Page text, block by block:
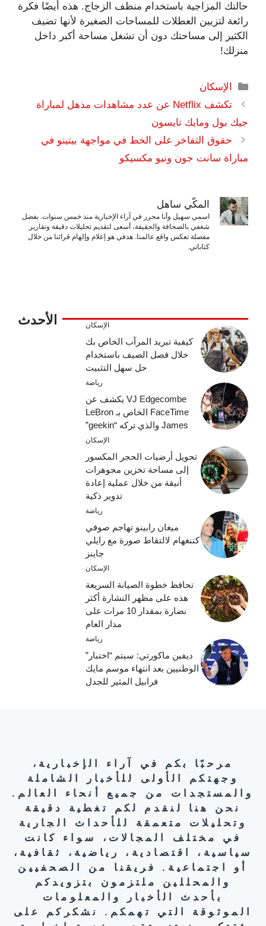
حالتك المزاجية باستخدام منظف الزجاج. هذه أيضًا فكرة
رائعة لتزيين العطلات للمساحات الصغيرة لأنها تضيف
الكثير إلى مساحتك دون أن تشغل مساحة أكبر داخل
منزلك!
التصنيفات
الإسكان
تكشف Netflix عن عدد مشاهدات مذهل لمباراة
جيك بول ومايك تايسون
حقوق التفاخر على الخط في مواجهة بيتينو في
مباراة سانت جون ونيو مكسيكو
المكّي ساهل
اسمي سهيل وأنا محرر في آراء الإخبارية منذ خمس سنوات. بفضل
شغفي بالصحافة والحقيقة، أسعى لتقديم تحليلات دقيقة وتقارير
مفصلة تعكس واقع عالمنا. هدفي هو إعلام وإلهام قرائنا من خلال
كتاباتي.
الأحدث الإسكان
كيفية تبريد المرآب الخاص بك
خلال فصل الصيف باستخدام
حل سهل التثبيت
رياضة
VJ Edgecombe يكشف عن
FaceTime الخاص بـ LeBron
James والذي تركه “geekin”
الإسكان
تحويل أرضيات الحجر المكسور
إلى مساحة تخزين مجوهرات
أنيقة من خلال عملية إعادة
تدوير ذكية
رياضة
ميغان رابينو تهاجم صوفي
كننغهام لالتقاط صورة مع رايلي
جاينز
الإسكان
تحافظ خطوة الصيانة السريعة
هذه على مظهر النشارة أكثر
نضارة بمقدار 10 مرات على
مدار العام
رياضة
ديفين ماكورتي: سيتم “اختبار”
الوطنيين بعد انتهاء موسم مايك
فرابيل المثير للجدل
مرحبًا بكم في آراء الإخبارية،
وجهتكم الأولى للأخبار الشاملة
والمستجدات من جميع أنحاء العالم.
نحن هنا لنقدم لكم تغطية دقيقة
وتحليلات متعمقة للأحداث الجارية
في مختلف المجالات، سواء كانت
سياسية، اقتصادية، رياضية، ثقافية،
أو اجتماعية. فريقنا من الصحفيين
والمحللين ملتزمون بتزويدكم
بأحدث الأخبار والمعلومات
الموثوقة التي تهمكم. نشكركم على